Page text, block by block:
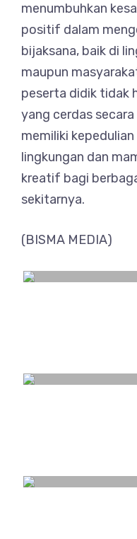
menumbuhkan
positif dalam
bijaksana, baik di
maupun
peserta didik tidak
yang cerdas
memiliki
lingkungan dan
kreatif bagi
sekitarnya.
(BISMA MEDIA)